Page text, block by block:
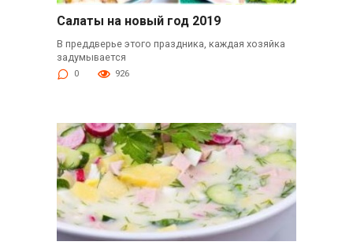
Салаты на новый год 2019
В преддверье этого праздника, каждая хозяйка
задумывается
0 926